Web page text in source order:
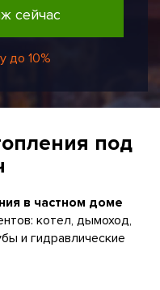
сейчас
до 10%
под
в частном доме
котел, дымоход,
и гидравлические